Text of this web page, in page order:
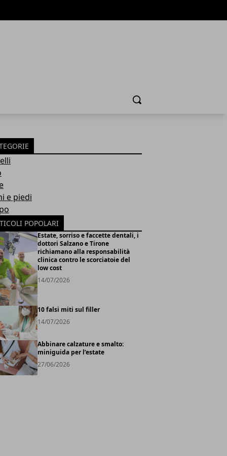
Cerca
e piedi
POPOLARI
Estate, sorriso e faccette dentali, i
dottori Salzano e Tirone
richiamano alla responsabilità
clinica contro le scorciatoie del
low cost
14/07/2026
10 falsi miti sul filler
14/07/2026
Abbinare calzature e smalto:
miniguida per l’estate
27/06/2026